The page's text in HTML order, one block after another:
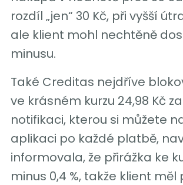
rozdíl „jen“ 30 Kč, při vyšší
ale klient mohl nechtěně
minusu.
Také Creditas nejdříve
ve krásném kurzu 24,98 Kč
notifikaci, kterou si můžete
aplikaci po každé platbě,
informovala, že přirážka ke
minus 0,4 %, takže klient měl